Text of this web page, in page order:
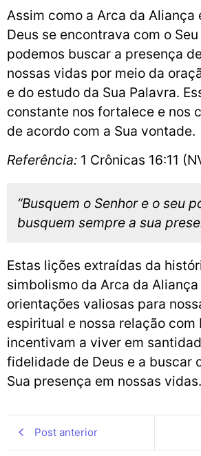
Assim como a Arca da Aliança
Deus se encontrava com o
podemos buscar a presença
nossas vidas por meio da
e do estudo da Sua Palavra.
constante nos fortalece e nos
de acordo com a Sua vontade.
Referência: 1 Crônicas 16:11
“Busquem o Senhor e o seu
busquem sempre a sua
Estas lições extraídas da
simbolismo da Arca da
orientações valiosas para
espiritual e nossa relação com
incentivam a viver em
fidelidade de Deus e a buscar
Sua presença em nossas vidas.
Post anterior